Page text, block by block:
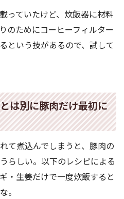
っていたけど、炊飯器に材料
のためにコーヒーフィルター
という技があるので、試して
は別に豚肉だけ最初に
て煮込んでしまうと、豚肉の
らしい。以下のレシピによる
・生姜だけで一度炊飯すると
。